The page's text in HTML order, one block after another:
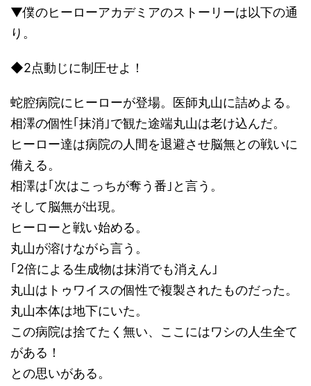
▼僕のヒーローアカデミアのストーリーは以下の通
り。
◆2点動じに制圧せよ！
蛇腔病院にヒーローが登場。医師丸山に詰めよる。
相澤の個性｢抹消｣で観た途端丸山は老け込んだ。
ヒーロー達は病院の人間を退避させ脳無との戦いに
備える。
相澤は｢次はこっちが奪う番｣と言う。
そして脳無が出現。
ヒーローと戦い始める。
丸山が溶けながら言う。
｢2倍による生成物は抹消でも消えん｣
丸山はトゥワイスの個性で複製されたものだった。
丸山本体は地下にいた。
この病院は捨てたく無い、ここにはワシの人生全て
がある！
との思いがある。